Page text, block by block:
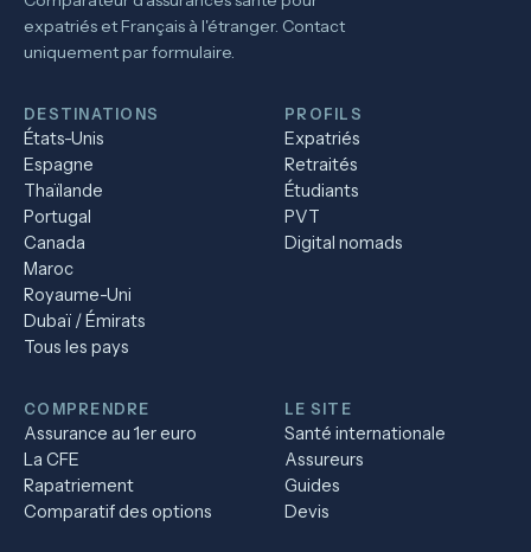
expatriés et Français à l'étranger. Contact
uniquement par formulaire.
DESTINATIONS
États-Unis
Espagne
Thaïlande
Portugal
Canada
Maroc
Royaume-Uni
Dubaï / Émirats
Tous les pays
PROFILS
Expatriés
Retraités
Étudiants
PVT
Digital nomads
COMPRENDRE
Assurance au 1er euro
La CFE
Rapatriement
Comparatif des options
LE SITE
Santé internationale
Assureurs
Guides
Devis